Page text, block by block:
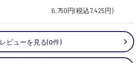
6,750円(税込7,425円)
レビューを見る(0件)